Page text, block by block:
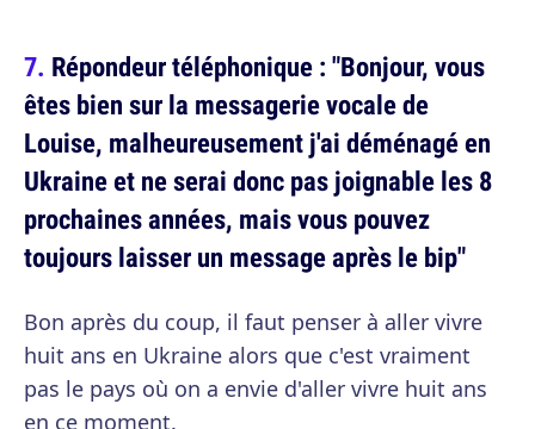
Répondeur téléphonique : "Bonjour, vous
êtes bien sur la messagerie vocale de
Louise, malheureusement j'ai déménagé en
Ukraine et ne serai donc pas joignable les 8
prochaines années, mais vous pouvez
toujours laisser un message après le bip"
Bon après du coup, il faut penser à aller vivre
huit ans en Ukraine alors que c'est vraiment
pas le pays où on a envie d'aller vivre huit ans
en ce moment.